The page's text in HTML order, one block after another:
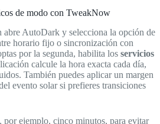
de modo con TweakNow
abre AutoDark y selecciona la opción de
horario fijo o sincronización con
por la segunda, habilita los servicios
calcule la hora exacta cada día,
También puedes aplicar un margen
evento solar si prefieres transiciones
ejemplo, cinco minutos, para evitar